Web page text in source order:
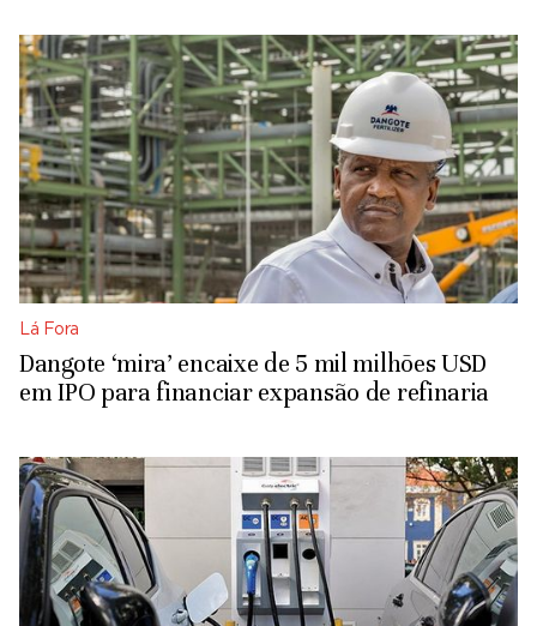
Lá Fora
Dangote ‘mira’ encaixe de 5 mil milhões USD
em IPO para financiar expansão de refinaria